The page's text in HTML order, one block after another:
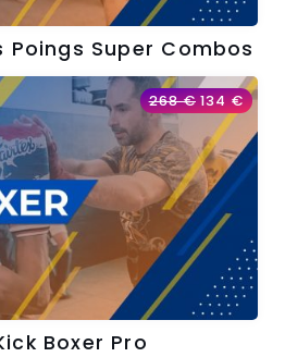
Poings Super Combos
268€ 134€
Boxer Pro